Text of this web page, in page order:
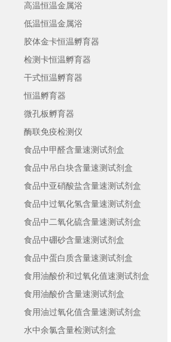
高温恒温金属浴
低温恒温金属浴
胶体金卡恒温孵育器
检测卡恒温孵育器
干式恒温孵育器
恒温孵育器
微孔板孵育器
酶联免疫检测仪
食品中甲醛含量速测试剂盒
食品中吊白块含量速测试剂盒
食品中亚硝酸盐含量速测试剂盒
食品中过氧化氢含量速测试剂盒
食品中二氧化硫含量速测试剂盒
食品中硼砂含量速测试剂盒
食品中蛋白质含量速测试剂盒
食用油酸价和过氧化值速测试剂盒
食用油酸价含量速测试剂盒
食用油过氧化值含量速测试剂盒
水中余氯含量检测试剂盒